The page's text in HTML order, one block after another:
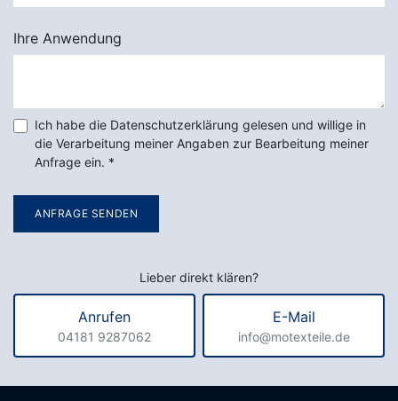
Ihre Anwendung
Ich habe die Datenschutzerklärung gelesen und willige in
die Verarbeitung meiner Angaben zur Bearbeitung meiner
Anfrage ein. *
ANFRAGE SENDEN
Lieber direkt klären?
Anrufen
04181 9287062
E-Mail
info@motexteile.de